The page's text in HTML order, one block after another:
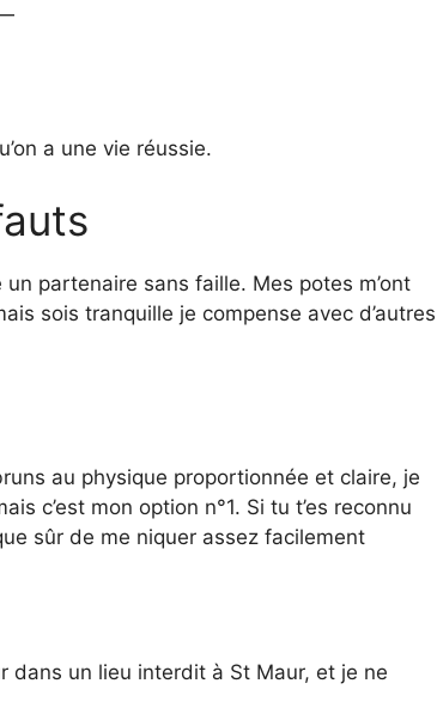
a une vie réussie.
partenaire sans faille. Mes potes m’ont
sois tranquille je compense avec d’autres
au physique proportionnée et claire, je
c’est mon option n°1. Si tu t’es reconnu
sûr de me niquer assez facilement
dans un lieu interdit à St Maur, et je ne